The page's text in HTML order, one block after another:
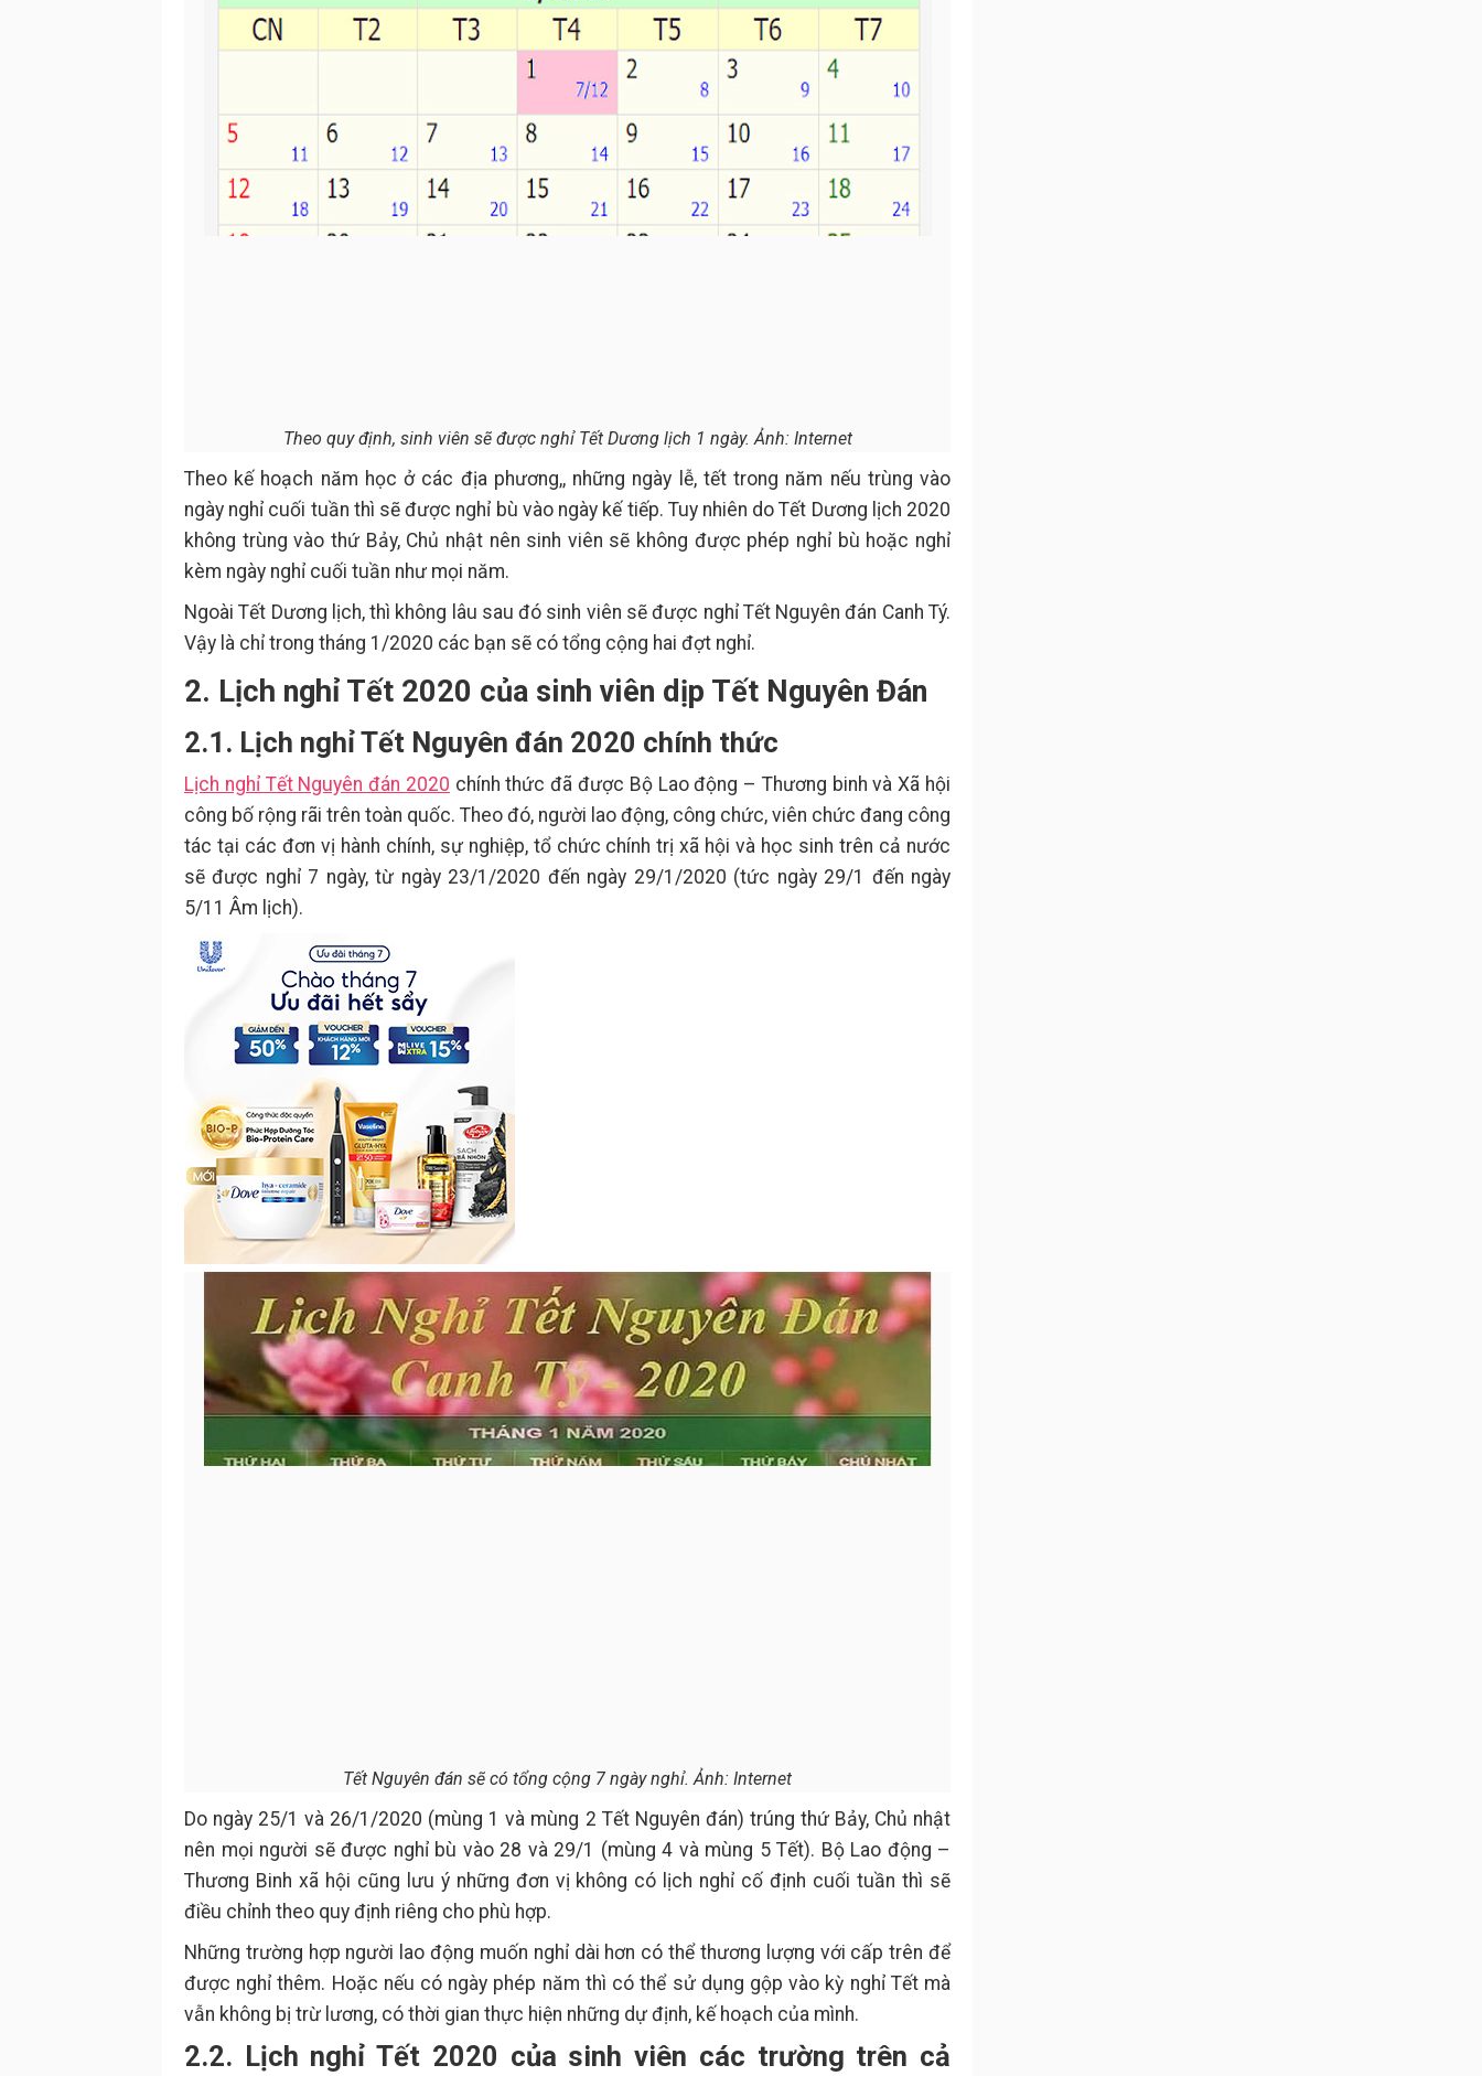
Theo quy định, sinh viên sẽ được nghỉ Tết Dương lịch 1 ngày. Ảnh: Internet
Theo kế hoạch năm học ở các địa phương,, những ngày lễ, tết trong năm nếu trùng vào
ngày nghỉ cuối tuần thì sẽ được nghỉ bù vào ngày kế tiếp. Tuy nhiên do Tết Dương lịch 2020
không trùng vào thứ Bảy, Chủ nhật nên sinh viên sẽ không được phép nghỉ bù hoặc nghỉ
kèm ngày nghỉ cuối tuần như mọi năm.
Ngoài Tết Dương lịch, thì không lâu sau đó sinh viên sẽ được nghỉ Tết Nguyên đán Canh Tý.
Vậy là chỉ trong tháng 1/2020 các bạn sẽ có tổng cộng hai đợt nghỉ.
2. Lịch nghỉ Tết 2020 của sinh viên dịp Tết Nguyên Đán
2.1. Lịch nghỉ Tết Nguyên đán 2020 chính thức
Lịch nghỉ Tết Nguyên đán 2020 chính thức đã được Bộ Lao động – Thương binh và Xã hội
công bố rộng rãi trên toàn quốc. Theo đó, người lao động, công chức, viên chức đang công
tác tại các đơn vị hành chính, sự nghiệp, tổ chức chính trị xã hội và học sinh trên cả nước
sẽ được nghỉ 7 ngày, từ ngày 23/1/2020 đến ngày 29/1/2020 (tức ngày 29/1 đến ngày
5/11 Âm lịch).
Tết Nguyên đán sẽ có tổng cộng 7 ngày nghỉ. Ảnh: Internet
Do ngày 25/1 và 26/1/2020 (mùng 1 và mùng 2 Tết Nguyên đán) trúng thứ Bảy, Chủ nhật
nên mọi người sẽ được nghỉ bù vào 28 và 29/1 (mùng 4 và mùng 5 Tết). Bộ Lao động –
Thương Binh xã hội cũng lưu ý những đơn vị không có lịch nghỉ cố định cuối tuần thì sẽ
điều chỉnh theo quy định riêng cho phù hợp.
Những trường hợp người lao động muốn nghỉ dài hơn có thể thương lượng với cấp trên để
được nghỉ thêm. Hoặc nếu có ngày phép năm thì có thể sử dụng gộp vào kỳ nghỉ Tết mà
vẫn không bị trừ lương, có thời gian thực hiện những dự định, kế hoạch của mình.
2.2. Lịch nghỉ Tết 2020 của sinh viên các trường trên cả